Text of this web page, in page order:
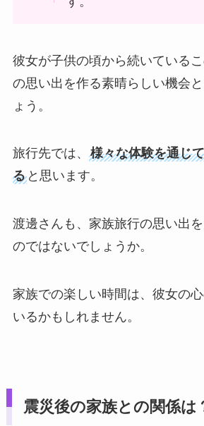
彼女が子供の頃から続いている
の思い出を作る素晴らしい機会
ょう。
旅行先では、 様々な体験を通じ
ると思います。
渡邊さんも、家族旅行の思い出
のではないでしょうか。
家族での楽しい時間は、彼女の
いるかもしれません。
震災後の家族との関係は